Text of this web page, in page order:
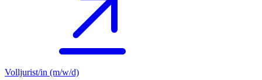
Volljurist/in (m/w/d)